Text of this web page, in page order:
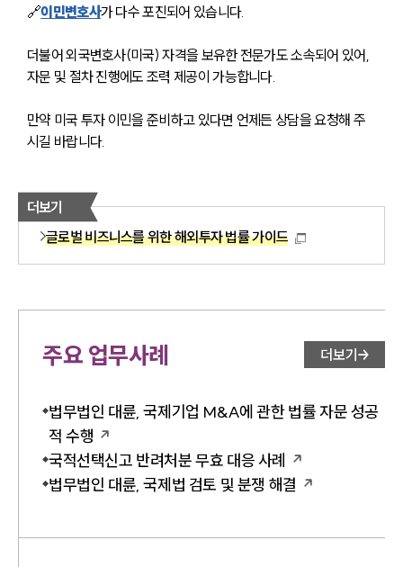
🔗이민변호사가 다수 포진되어 있습니다.
더불어 외국변호사(미국) 자격을 보유한 전문가도 소속되어 있어,
자문 및 절차 진행에도 조력 제공이 가능합니다.
만약 미국 투자 이민을 준비하고 있다면 언제든 상담을 요청해 주
시길 바랍니다.
더보기
글로벌 비즈니스를 위한 해외투자 법률 가이드
주요 업무사례 더보기
법무법인 대륜, 국제기업 M&A에 관한 법률 자문 성공
적 수행
국적선택신고 반려처분 무효 대응 사례
법무법인 대륜, 국제법 검토 및 분쟁 해결